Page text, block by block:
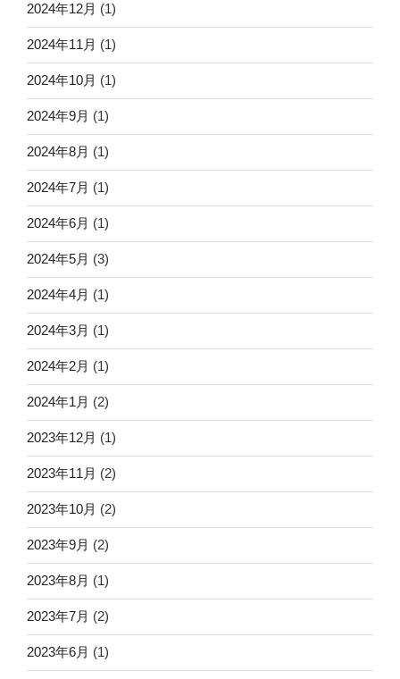
2024年12月 (1)
2024年11月 (1)
2024年10月 (1)
2024年9月 (1)
2024年8月 (1)
2024年7月 (1)
2024年6月 (1)
2024年5月 (3)
2024年4月 (1)
2024年3月 (1)
2024年2月 (1)
2024年1月 (2)
2023年12月 (1)
2023年11月 (2)
2023年10月 (2)
2023年9月 (2)
2023年8月 (1)
2023年7月 (2)
2023年6月 (1)